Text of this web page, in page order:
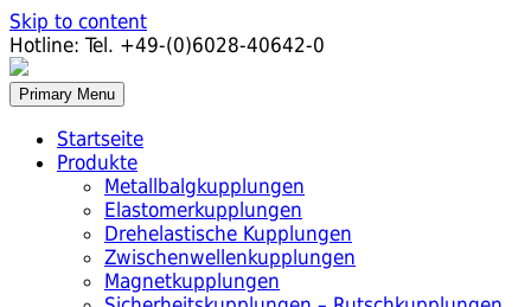
Skip to content
Hotline: Tel. +49-(0)6028-40642-0
Primary Menu
Startseite
Produkte
Metallbalgkupplungen
Elastomerkupplungen
Drehelastische Kupplungen
Zwischenwellenkupplungen
Magnetkupplungen